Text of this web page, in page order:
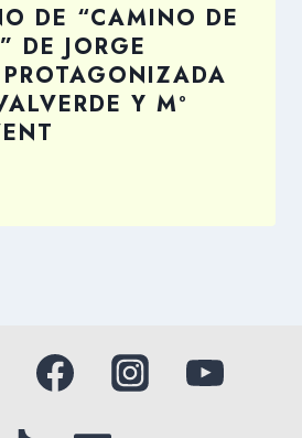
DE “CAMINO DE
DE JORGE
Y Mº